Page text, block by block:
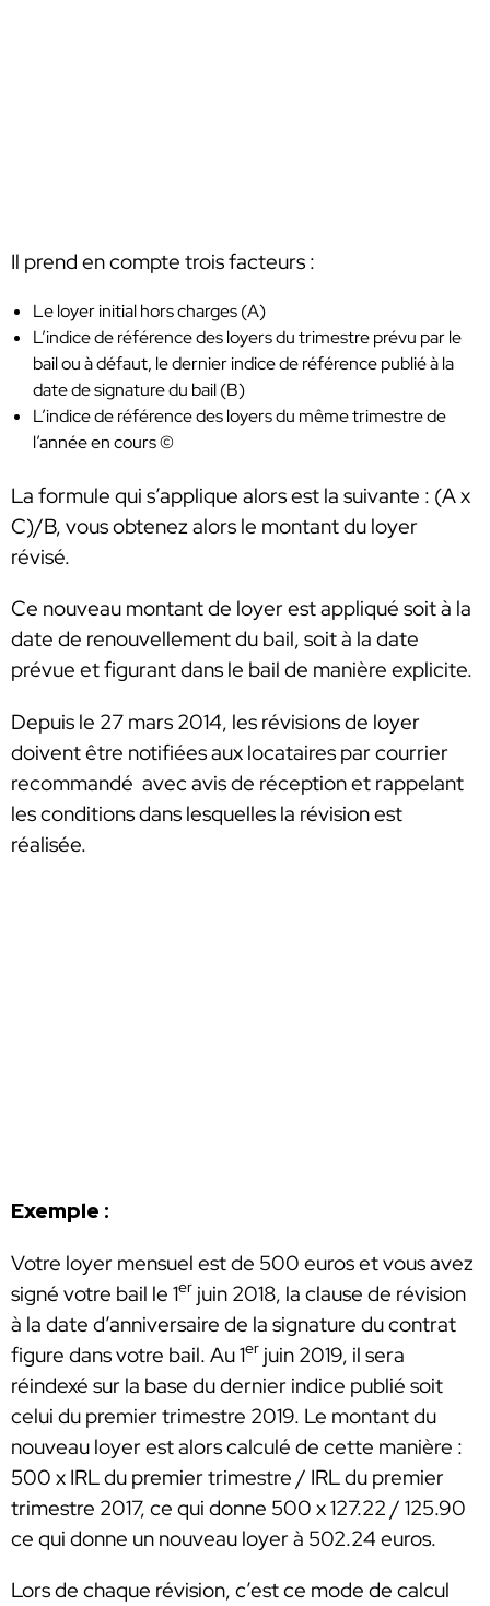
Il prend en compte trois facteurs :
Le loyer initial hors charges (A)
L’indice de référence des loyers du trimestre prévu par le
bail ou à défaut, le dernier indice de référence publié à la
date de signature du bail (B)
L’indice de référence des loyers du même trimestre de
l’année en cours ©
La formule qui s’applique alors est la suivante : (A x
C)/B, vous obtenez alors le montant du loyer
révisé.
Ce nouveau montant de loyer est appliqué soit à la
date de renouvellement du bail, soit à la date
prévue et figurant dans le bail de manière explicite.
Depuis le 27 mars 2014, les révisions de loyer
doivent être notifiées aux locataires par courrier
recommandé avec avis de réception et rappelant
les conditions dans lesquelles la révision est
réalisée.
Exemple :
Votre loyer mensuel est de 500 euros et vous avez
signé votre bail le 1er juin 2018, la clause de révision
à la date d’anniversaire de la signature du contrat
figure dans votre bail. Au 1er juin 2019, il sera
réindexé sur la base du dernier indice publié soit
celui du premier trimestre 2019. Le montant du
nouveau loyer est alors calculé de cette manière :
500 x IRL du premier trimestre / IRL du premier
trimestre 2017, ce qui donne 500 x 127.22 / 125.90
ce qui donne un nouveau loyer à 502.24 euros.
Lors de chaque révision, c’est ce mode de calcul